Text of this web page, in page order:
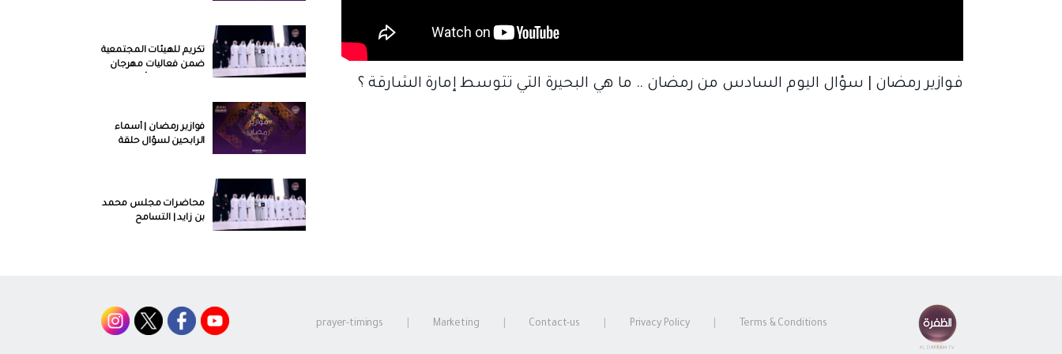
فوازير رمضان | سؤال اليوم السادس من رمضان .. ما هي البحيرة التي تتوسط إمارة الشارقة ؟
تكريم للهيئات المجتمعية
ضمن فعاليات مهرجان
فوازير رمضان | أسماء
الرابحين لسؤال حلقة
محاضرات مجلس محمد
بن زايد | التسامح
اليوم الخامس من رمضان
Terms & Conditions
Privacy Policy
Contact-us
Marketing
prayer-timings